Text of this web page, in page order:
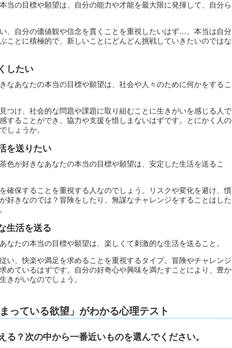
当の目標や願望は、自分の能力や才能を最大限に発揮して、自分ら
、自分の価値観や信念を貫くことを重視したいはず…。本当は自分
ことに積極的で、新しいことにどんどん挑戦していきたいのではな
したい
なあなたの本当の目標や願望は、社会や人々のために何かをするこ
つけ、社会的な問題や課題に取り組むことに生きがいを感じる人で
することができ、協力や支援を惜しまないはずです。とにかく人の
しょうか。
を送りたい
色が好きなあなたの本当の目標や願望は、安定した生活を送るこ
確保することを重視する人なのでしょう。リスクや変化を避け、慣
好きなのでは？冒険をしたり、無謀なチャレンジをすることはした
生活を送る
なたの本当の目標や願望は、楽しくて刺激的な生活を送ること。
い、快楽や満足を求めることを重視するタイプ。冒険やチャレンジ
めているはずです。自分の好奇心や興味を満たすことにより、豊か
きがいなのでしょう。
っている欲望」がわかる心理テスト
る？次の中から一番近いものを選んでください。